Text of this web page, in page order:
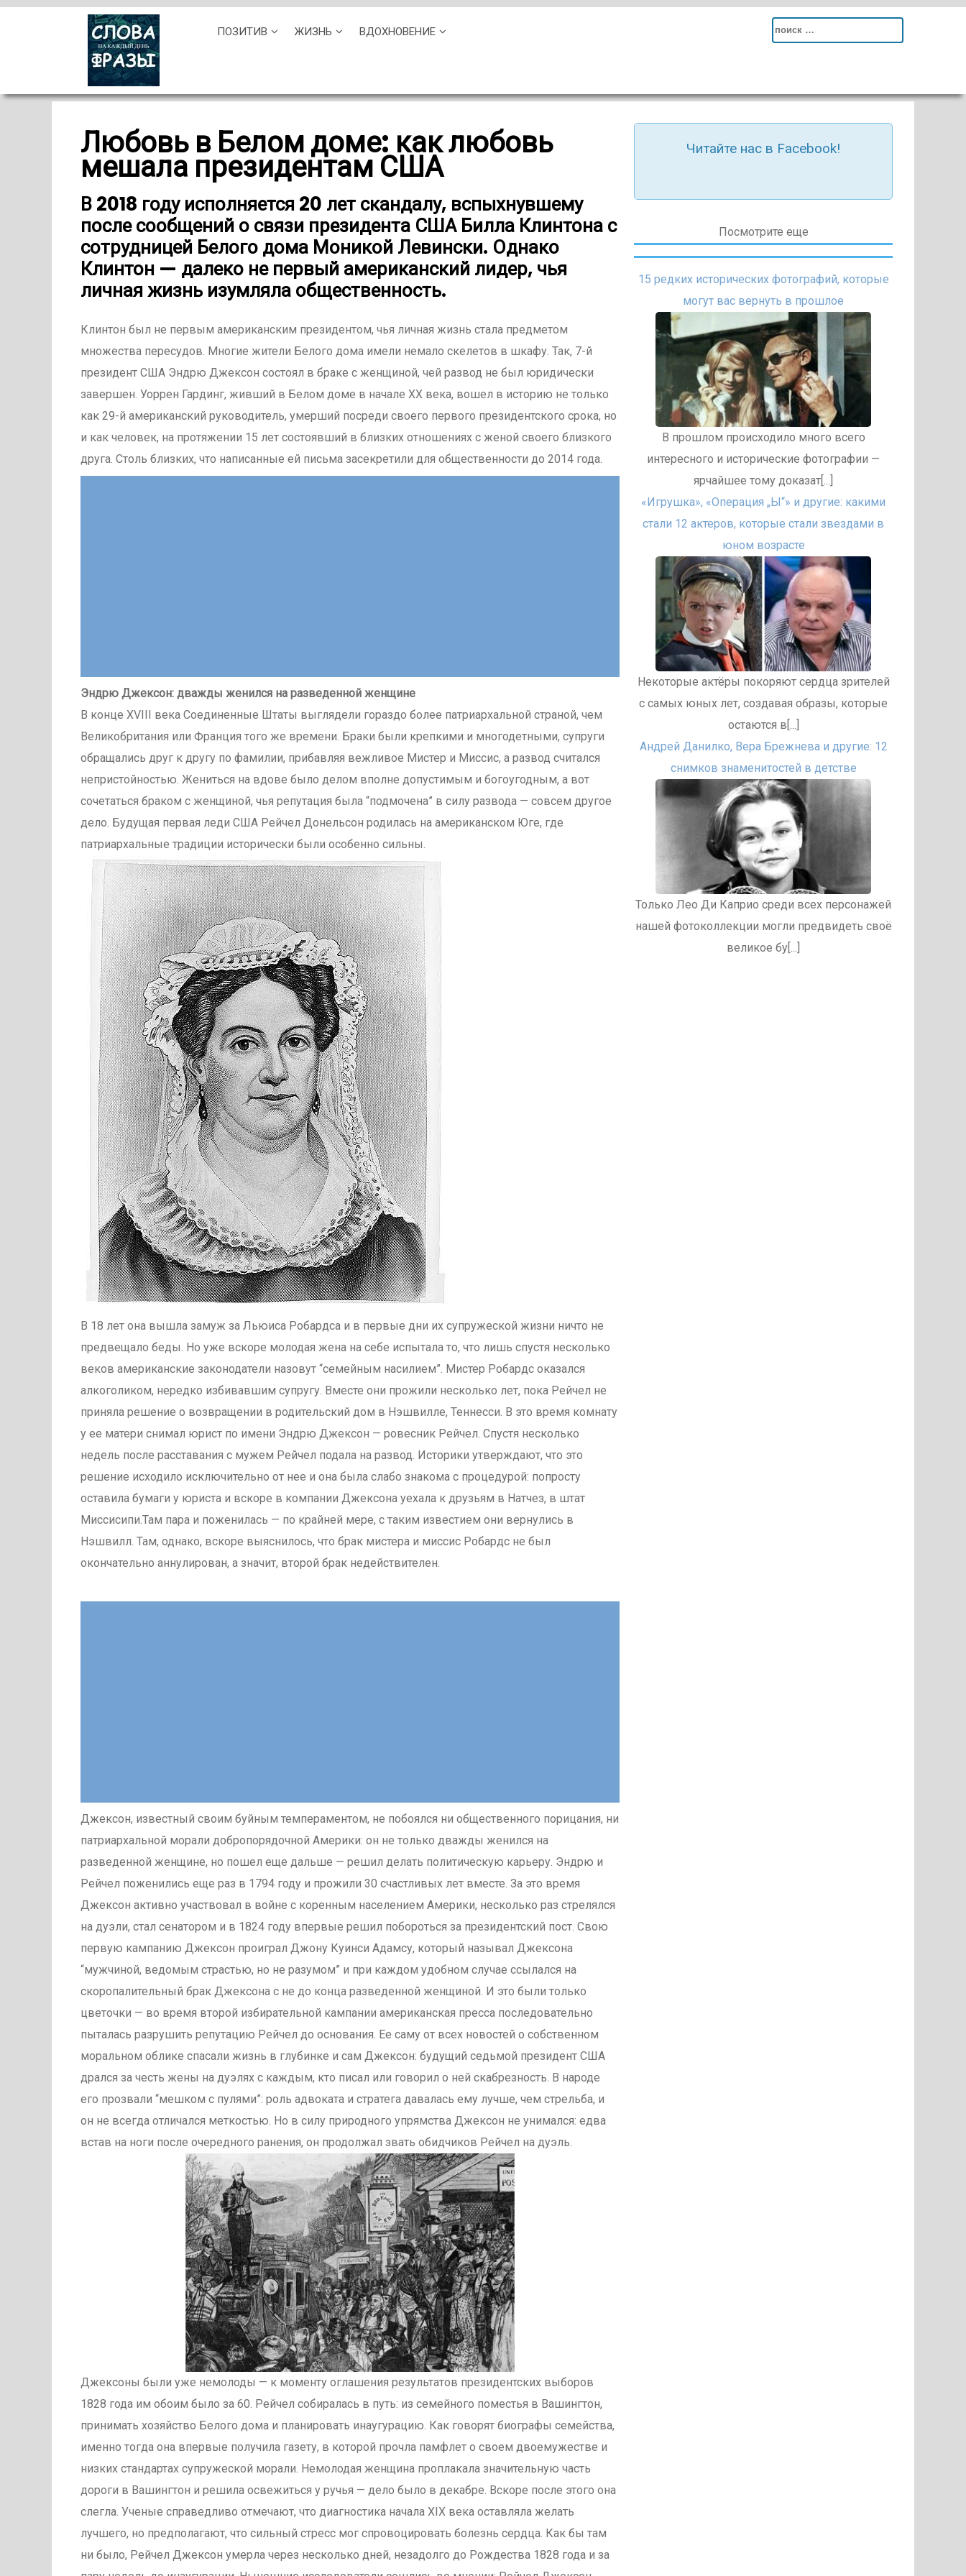
ПОЗИТИВ ЖИЗНЬ ВДОХНОВЕНИЕ
Search
Любовь в Белом доме: как любовь
мешала президентам США
В 2018 году исполняется 20 лет скандалу, вспыхнувшему
после сообщений о связи президента США Билла Клинтона с
сотрудницей Белого дома Моникой Левински. Однако
Клинтон — далеко не первый американский лидер, чья
личная жизнь изумляла общественность.
Клинтон был не первым американским президентом, чья личная жизнь стала предметом
множества пересудов. Многие жители Белого дома имели немало скелетов в шкафу. Так, 7-й
президент США Эндрю Джексон состоял в браке с женщиной, чей развод не был юридически
завершен. Уоррен Гардинг, живший в Белом доме в начале XX века, вошел в историю не только
как 29-й американский руководитель, умерший посреди своего первого президентского срока, но
и как человек, на протяжении 15 лет состоявший в близких отношениях с женой своего близкого
друга. Столь близких, что написанные ей письма засекретили для общественности до 2014 года.
Эндрю Джексон: дважды женился на разведенной женщине
В конце XVIII века Соединенные Штаты выглядели гораздо более патриархальной страной, чем
Великобритания или Франция того же времени. Браки были крепкими и многодетными, супруги
обращались друг к другу по фамилии, прибавляя вежливое Мистер и Миссис, а развод считался
непристойностью. Жениться на вдове было делом вполне допустимым и богоугодным, а вот
сочетаться браком с женщиной, чья репутация была “подмочена” в силу развода — совсем другое
дело. Будущая первая леди США Рейчел Донельсон родилась на американском Юге, где
патриархальные традиции исторически были особенно сильны.
В 18 лет она вышла замуж за Льюиса Робардса и в первые дни их супружеской жизни ничто не
предвещало беды. Но уже вскоре молодая жена на себе испытала то, что лишь спустя несколько
веков американские законодатели назовут “семейным насилием”. Мистер Робардс оказался
алкоголиком, нередко избивавшим супругу. Вместе они прожили несколько лет, пока Рейчел не
приняла решение о возвращении в родительский дом в Нэшвилле, Теннесси. В это время комнату
у ее матери снимал юрист по имени Эндрю Джексон — ровесник Рейчел. Спустя несколько
недель после расставания с мужем Рейчел подала на развод. Историки утверждают, что это
решение исходило исключительно от нее и она была слабо знакома с процедурой: попросту
оставила бумаги у юриста и вскоре в компании Джексона уехала к друзьям в Натчез, в штат
Миссисипи.Там пара и поженилась — по крайней мере, с таким известием они вернулись в
Нэшвилл. Там, однако, вскоре выяснилось, что брак мистера и миссис Робардс не был
окончательно аннулирован, а значит, второй брак недействителен.
Джексон, известный своим буйным темпераментом, не побоялся ни общественного порицания, ни
патриархальной морали добропорядочной Америки: он не только дважды женился на
разведенной женщине, но пошел еще дальше — решил делать политическую карьеру. Эндрю и
Рейчел поженились еще раз в 1794 году и прожили 30 счастливых лет вместе. За это время
Джексон активно участвовал в войне с коренным населением Америки, несколько раз стрелялся
на дуэли, стал сенатором и в 1824 году впервые решил побороться за президентский пост. Свою
первую кампанию Джексон проиграл Джону Куинси Адамсу, который называл Джексона
“мужчиной, ведомым страстью, но не разумом” и при каждом удобном случае ссылался на
скоропалительный брак Джексона с не до конца разведенной женщиной. И это были только
цветочки — во время второй избирательной кампании американская пресса последовательно
пыталась разрушить репутацию Рейчел до основания. Ее саму от всех новостей о собственном
моральном облике спасали жизнь в глубинке и сам Джексон: будущий седьмой президент США
дрался за честь жены на дуэлях с каждым, кто писал или говорил о ней скабрезность. В народе
его прозвали “мешком с пулями”: роль адвоката и стратега давалась ему лучше, чем стрельба, и
он не всегда отличался меткостью. Но в силу природного упрямства Джексон не унимался: едва
встав на ноги после очередного ранения, он продолжал звать обидчиков Рейчел на дуэль.
Джексоны были уже немолоды — к моменту оглашения результатов президентских выборов
1828 года им обоим было за 60. Рейчел собиралась в путь: из семейного поместья в Вашингтон,
принимать хозяйство Белого дома и планировать инаугурацию. Как говорят биографы семейства,
именно тогда она впервые получила газету, в которой прочла памфлет о своем двоемужестве и
низких стандартах супружеской морали. Немолодая женщина проплакала значительную часть
дороги в Вашингтон и решила освежиться у ручья — дело было в декабре. Вскоре после этого она
слегла. Ученые справедливо отмечают, что диагностика начала XIX века оставляла желать
лучшего, но предполагают, что сильный стресс мог спровоцировать болезнь сердца. Как бы там
ни было, Рейчел Джексон умерла через несколько дней, незадолго до Рождества 1828 года и за
Читайте нас в Facebook!
Посмотрите еще
15 редких исторических фотографий, которые
могут вас вернуть в прошлое
В прошлом происходило много всего
интересного и исторические фотографии —
ярчайшее тому доказат[...]
«Игрушка», «Операция „Ы“» и другие: какими
стали 12 актеров, которые стали звездами в
юном возрасте
Некоторые актёры покоряют сердца зрителей
с самых юных лет, создавая образы, которые
остаются в[...]
Андрей Данилко, Вера Брежнева и другие: 12
снимков знаменитостей в детстве
Только Лео Ди Каприо среди всех персонажей
нашей фотоколлекции могли предвидеть своё
великое бу[...]